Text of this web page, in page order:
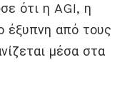
ότι η AGI, η
έξυπνη από τους
μέσα στα